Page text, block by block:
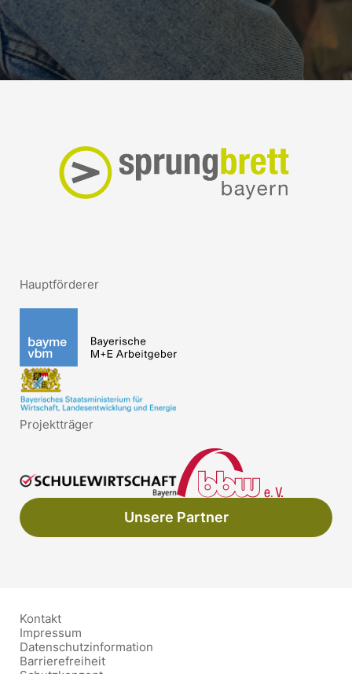
Hauptförderer
Projektträger
Unsere Partner
Kontakt
Impressum
Datenschutzinformation
Barrierefreiheit